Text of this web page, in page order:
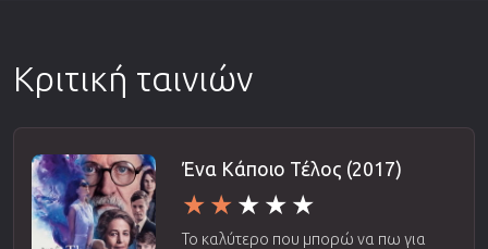
Κριτική ταινιών
Ένα Κάποιο Τέλος (2017)
Το καλύτερο που μπορώ να πω για